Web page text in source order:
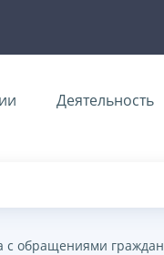
Деятельность
с обращениями граждан